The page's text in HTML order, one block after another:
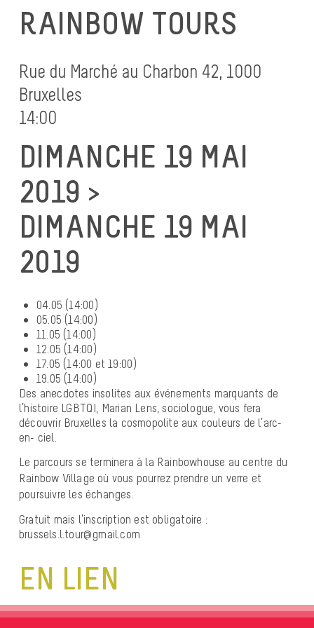
RAINBOW TOURS
Rue du Marché au Charbon 42, 1000
Bruxelles
14:00
DIMANCHE 19 MAI
2019 >
DIMANCHE 19 MAI
2019
04.05 (14:00)
05.05 (14:00)
11.05 (14:00)
12.05 (14:00)
17.05 (14:00 et 19:00)
19.05 (14:00)
Des anecdotes insolites aux événements marquants de
l’histoire LGBTQI, Marian Lens, sociologue, vous fera
découvrir Bruxelles la cosmopolite aux couleurs de l’arc-
en- ciel.
Le parcours se terminera à la Rainbowhouse au centre du
Rainbow Village où vous pourrez prendre un verre et
poursuivre les échanges.
Gratuit mais l’inscription est obligatoire :
brussels.l.tour@gmail.com
EN LIEN